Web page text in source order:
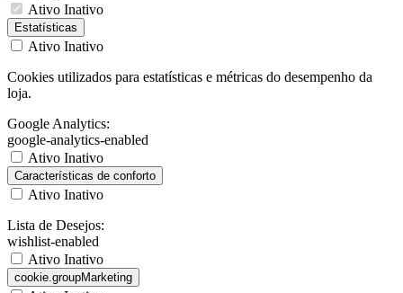
Ativo Inativo
Estatísticas
Ativo Inativo
Cookies utilizados para estatísticas e métricas do desempenho da
loja.
Google Analytics:
google-analytics-enabled
Ativo Inativo
Características de conforto
Ativo Inativo
Lista de Desejos:
wishlist-enabled
Ativo Inativo
cookie.groupMarketing